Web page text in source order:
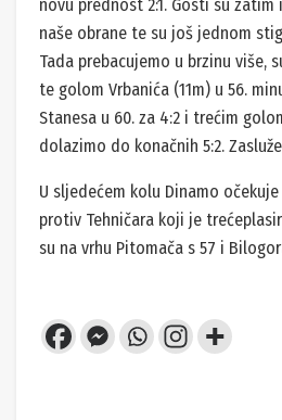
novu prednost 2:1. Gosti su
naše obrane te su još jednom
Tada prebacujemo u brzinu više,
te golom Vrbanića (11m) u 56.
Stanesa u 60. za 4:2 i trećim
dolazimo do konačnih 5:2.
U sljedećem kolu Dinamo
protiv Tehničara koji je
su na vrhu Pitomača s 57 i